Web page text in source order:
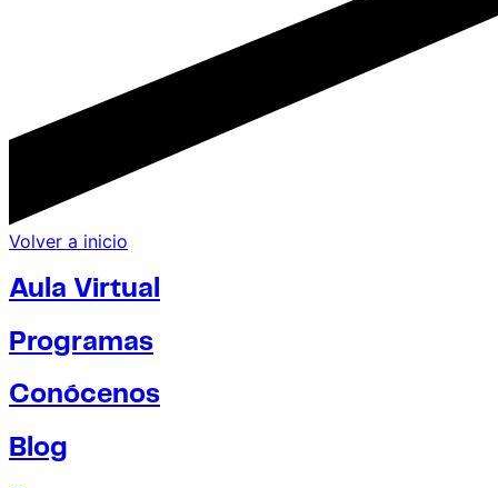
Volver a inicio
Aula Virtual
Programas
Conócenos
Blog